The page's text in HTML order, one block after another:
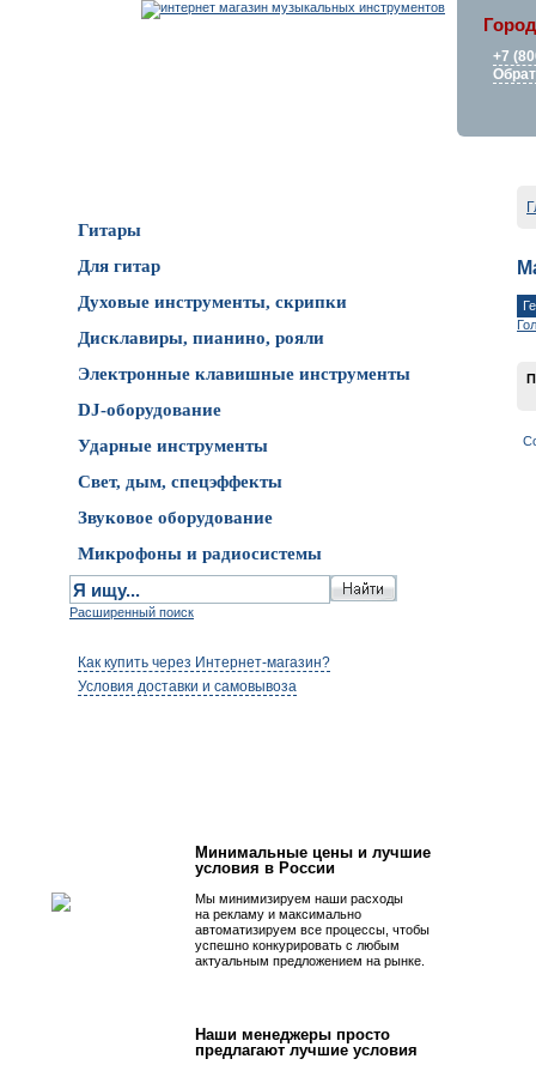
+7
Гитары
Для гитар
Духовые инструменты, скрипки
Дисклавиры, пианино, рояли
Электронные клавишные инструменты
DJ-оборудование
Ударные инструменты
Свет, дым, спецэффекты
Звуковое оборудование
Микрофоны и радиосистемы
Расширенный поиск
Как купить через Интернет-магазин?
Условия доставки и самовывоза
Минимальные цены и лучшие
условия в России
Мы минимизируем наши расходы
на рекламу и максимально
автоматизируем все процессы, чтобы
успешно конкурировать с любым
актуальным предложением на рынке.
Наши менеджеры просто
предлагают лучшие условия